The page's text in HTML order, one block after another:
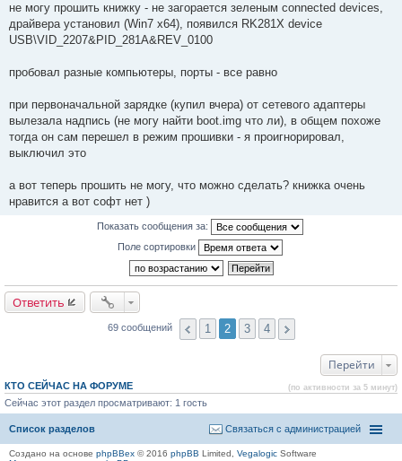
о
б
щ
и
4
не могу прошить книжку - не загорается зеленым connected devices,
драйвера установил (Win7 x64), появился RK281X device
USB\VID_2207&PID_281A&REV_0100
пробовал разные компьютеры, порты - все равно
при первоначальной зарядке (купил вчера) от сетевого адаптеры
вылезала надпись (не могу найти boot.img что ли), в общем похоже
тогда он сам перешел в режим прошивки - я проигнорировал,
выключил это
а вот теперь прошить не могу, что можно сделать? книжка очень
нравится а вот софт нет )
Показать сообщения за:
Поле сортировки
Ответить
69 сообщений 1 2 3 4
Перейти
КТО СЕЙЧАС НА ФОРУМЕ (по активности за 5 минут)
Сейчас этот раздел просматривают: 1 гость
Список разделов Связаться с администрацией
Создано на основе phpBBex © 2016 phpBB Limited, Vegalogic Software